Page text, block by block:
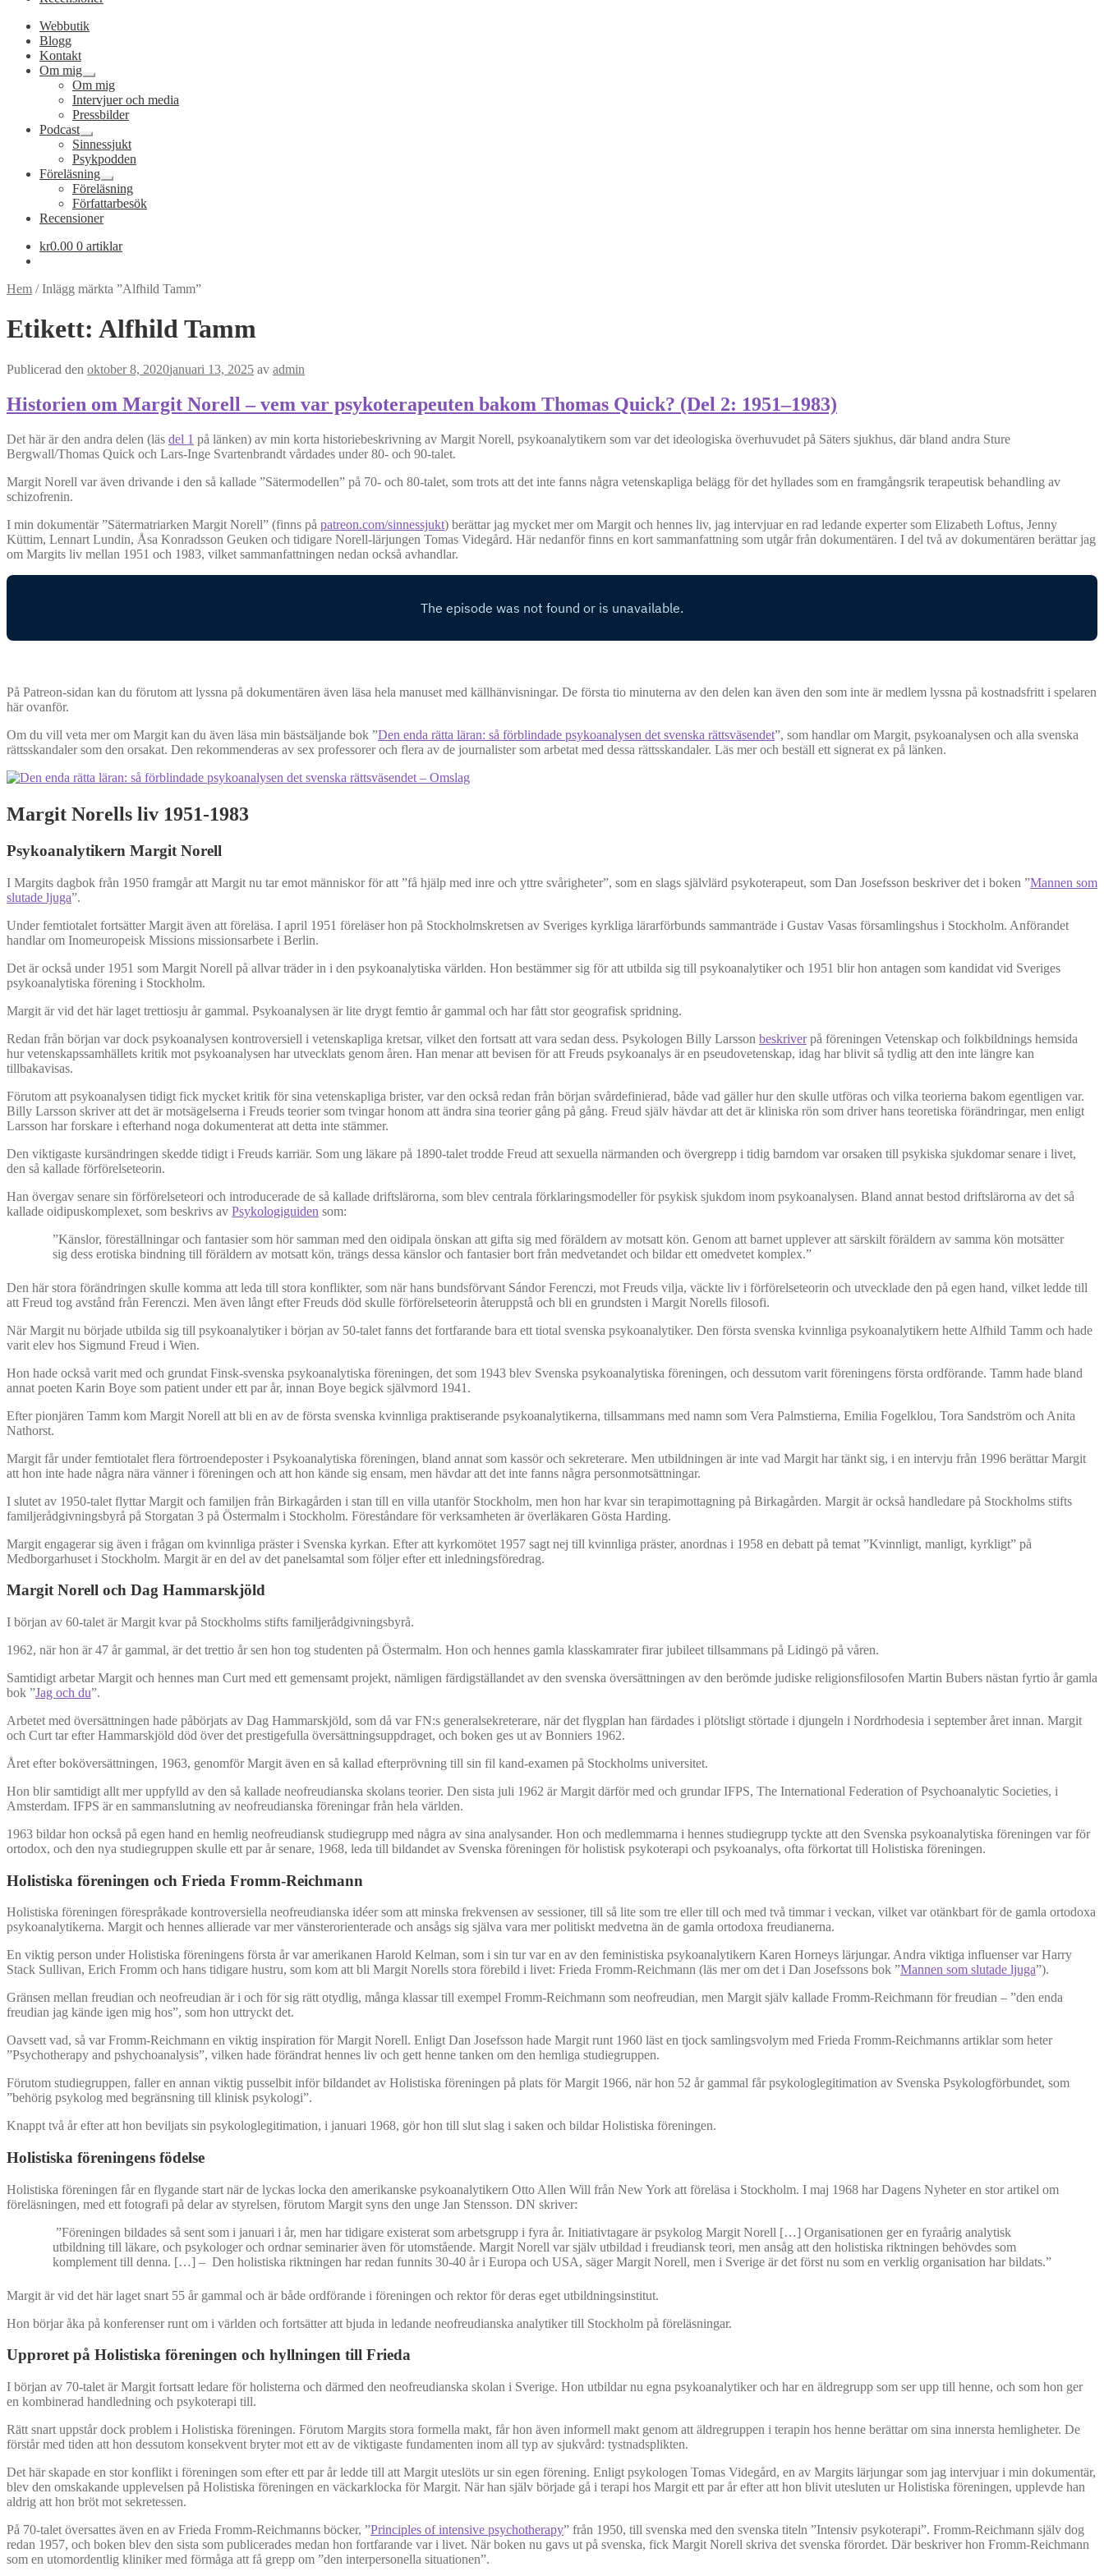
Webbutik
Blogg
Kontakt
Om mig
Expandera
undermeny
Om mig
Intervjuer och media
Pressbilder
Podcast
Expandera
undermeny
Sinnessjukt
Psykpodden
Föreläsning
Expandera
undermeny
Föreläsning
Författarbesök
Recensioner
kr0.00 0 artiklar
Hem /Inlägg märkta ”Alfhild Tamm”
Etikett: Alfhild Tamm
Publicerad den oktober 8, 2020januari 13, 2025 av admin
Historien om Margit Norell – vem var psykoterapeuten bakom Thomas Quick? (Del 2: 1951–1983)
Det här är den andra delen (läs del 1 på länken) av min korta historiebeskrivning av Margit Norell, psykoanalytikern som var det ideologiska överhuvudet på Säters sjukhus, där bland andra Sture
Bergwall/Thomas Quick och Lars-Inge Svartenbrandt vårdades under 80- och 90-talet.
Margit Norell var även drivande i den så kallade ”Sätermodellen” på 70- och 80-talet, som trots att det inte fanns några vetenskapliga belägg för det hyllades som en framgångsrik terapeutisk behandling av
schizofrenin.
I min dokumentär ”Sätermatriarken Margit Norell” (finns på patreon.com/sinnessjukt) berättar jag mycket mer om Margit och hennes liv, jag intervjuar en rad ledande experter som Elizabeth Loftus, Jenny
Küttim, Lennart Lundin, Åsa Konradsson Geuken och tidigare Norell-lärjungen Tomas Videgård. Här nedanför finns en kort sammanfattning som utgår från dokumentären. I del två av dokumentären berättar jag
om Margits liv mellan 1951 och 1983, vilket sammanfattningen nedan också avhandlar.
På Patreon-sidan kan du förutom att lyssna på dokumentären även läsa hela manuset med källhänvisningar. De första tio minuterna av den delen kan även den som inte är medlem lyssna på kostnadsfritt i spelaren
här ovanför.
Om du vill veta mer om Margit kan du även läsa min bästsäljande bok ”Den enda rätta läran: så förblindade psykoanalysen det svenska rättsväsendet”, som handlar om Margit, psykoanalysen och alla svenska
rättsskandaler som den orsakat. Den rekommenderas av sex professorer och flera av de journalister som arbetat med dessa rättsskandaler. Läs mer och beställ ett signerat ex på länken.
Margit Norells liv 1951-1983
Psykoanalytikern Margit Norell
I Margits dagbok från 1950 framgår att Margit nu tar emot människor för att ”få hjälp med inre och yttre svårigheter”, som en slags självlärd psykoterapeut, som Dan Josefsson beskriver det i boken ”Mannen som
slutade ljuga”.
Under femtiotalet fortsätter Margit även att föreläsa. I april 1951 föreläser hon på Stockholmskretsen av Sveriges kyrkliga lärarförbunds sammanträde i Gustav Vasas församlingshus i Stockholm. Anförandet
handlar om Inomeuropeisk Missions missionsarbete i Berlin.
Det är också under 1951 som Margit Norell på allvar träder in i den psykoanalytiska världen. Hon bestämmer sig för att utbilda sig till psykoanalytiker och 1951 blir hon antagen som kandidat vid Sveriges
psykoanalytiska förening i Stockholm.
Margit är vid det här laget trettiosju år gammal. Psykoanalysen är lite drygt femtio år gammal och har fått stor geografisk spridning.
Redan från början var dock psykoanalysen kontroversiell i vetenskapliga kretsar, vilket den fortsatt att vara sedan dess. Psykologen Billy Larsson beskriverpå föreningen Vetenskap och folkbildnings hemsida
hur vetenskapssamhällets kritik mot psykoanalysen har utvecklats genom åren. Han menar att bevisen för att Freuds psykoanalys är en pseudovetenskap, idag har blivit så tydlig att den inte längre kan
tillbakavisas.
Förutom att psykoanalysen tidigt fick mycket kritik för sina vetenskapliga brister, var den också redan från början svårdefinierad, både vad gäller hur den skulle utföras och vilka teorierna bakom egentligen var.
Billy Larsson skriver att det är motsägelserna i Freuds teorier som tvingar honom att ändra sina teorier gång på gång. Freud själv hävdar att det är kliniska rön som driver hans teoretiska förändringar, men enligt
Larsson har forskare i efterhand noga dokumenterat att detta inte stämmer.
Den viktigaste kursändringen skedde tidigt i Freuds karriär. Som ung läkare på 1890-talet trodde Freud att sexuella närmanden och övergrepp i tidig barndom var orsaken till psykiska sjukdomar senare i livet,
den så kallade förförelseteorin.
Han övergav senare sin förförelseteori och introducerade de så kallade driftslärorna, som blev centrala förklaringsmodeller för psykisk sjukdom inom psykoanalysen. Bland annat bestod driftslärorna av det så
kallade oidipuskomplexet, som beskrivs av Psykologiguiden som:
”Känslor, föreställningar och fantasier som hör samman med den oidipala önskan att gifta sig med föräldern av motsatt kön. Genom att barnet upplever att särskilt föräldern av samma kön motsätter
sig dess erotiska bindning till föräldern av motsatt kön, trängs dessa känslor och fantasier bort från medvetandet och bildar ett omedvetet komplex.”
Den här stora förändringen skulle komma att leda till stora konflikter, som när hans bundsförvant Sándor Ferenczi, mot Freuds vilja, väckte liv i förförelseteorin och utvecklade den på egen hand, vilket ledde till
att Freud tog avstånd från Ferenczi. Men även långt efter Freuds död skulle förförelseteorin återuppstå och bli en grundsten i Margit Norells filosofi.
När Margit nu började utbilda sig till psykoanalytiker i början av 50-talet fanns det fortfarande bara ett tiotal svenska psykoanalytiker. Den första svenska kvinnliga psykoanalytikern hette Alfhild Tamm och hade
varit elev hos Sigmund Freud i Wien.
Hon hade också varit med och grundat Finsk-svenska psykoanalytiska föreningen, det som 1943 blev Svenska psykoanalytiska föreningen, och dessutom varit föreningens första ordförande. Tamm hade bland
annat poeten Karin Boye som patient under ett par år, innan Boye begick självmord 1941.
Efter pionjären Tamm kom Margit Norell att bli en av de första svenska kvinnliga praktiserande psykoanalytikerna, tillsammans med namn som Vera Palmstierna, Emilia Fogelklou, Tora Sandström och Anita
Nathorst.
Margit får under femtiotalet flera förtroendeposter i Psykoanalytiska föreningen, bland annat som kassör och sekreterare. Men utbildningen är inte vad Margit har tänkt sig, i en intervju från 1996 berättar Margit
att hon inte hade några nära vänner i föreningen och att hon kände sig ensam, men hävdar att det inte fanns några personmotsättningar.
I slutet av 1950-talet flyttar Margit och familjen från Birkagården i stan till en villa utanför Stockholm, men hon har kvar sin terapimottagning på Birkagården. Margit är också handledare på Stockholms stifts
familjerådgivningsbyrå på Storgatan 3 på Östermalm i Stockholm. Föreståndare för verksamheten är överläkaren Gösta Harding.
Margit engagerar sig även i frågan om kvinnliga präster i Svenska kyrkan. Efter att kyrkomötet 1957 sagt nej till kvinnliga präster, anordnas i 1958 en debatt på temat ”Kvinnligt, manligt, kyrkligt” på
Medborgarhuset i Stockholm. Margit är en del av det panelsamtal som följer efter ett inledningsföredrag.
Margit Norell och Dag Hammarskjöld
I början av 60-talet är Margit kvar på Stockholms stifts familjerådgivningsbyrå.
1962, när hon är 47 år gammal, är det trettio år sen hon tog studenten på Östermalm. Hon och hennes gamla klasskamrater firar jubileet tillsammans på Lidingö på våren.
Samtidigt arbetar Margit och hennes man Curt med ett gemensamt projekt, nämligen färdigställandet av den svenska översättningen av den berömde judiske religionsfilosofen Martin Bubers nästan fyrtio år gamla
bok ”Jag och du”.
Arbetet med översättningen hade påbörjats av Dag Hammarskjöld, som då var FN:s generalsekreterare, när det flygplan han färdades i plötsligt störtade i djungeln i Nordrhodesia i september året innan. Margit
och Curt tar efter Hammarskjöld död över det prestigefulla översättningsuppdraget, och boken ges ut av Bonniers 1962.
Året efter boköversättningen, 1963, genomför Margit även en så kallad efterprövning till sin fil kand-examen på Stockholms universitet.
Hon blir samtidigt allt mer uppfylld av den så kallade neofreudianska skolans teorier. Den sista juli 1962 är Margit därför med och grundar IFPS, The International Federation of Psychoanalytic Societies, i
Amsterdam. IFPS är en sammanslutning av neofreudianska föreningar från hela världen.
1963 bildar hon också på egen hand en hemlig neofreudiansk studiegrupp med några av sina analysander. Hon och medlemmarna i hennes studiegrupp tyckte att den Svenska psykoanalytiska föreningen var för
ortodox, och den nya studiegruppen skulle ett par år senare, 1968, leda till bildandet av Svenska föreningen för holistisk psykoterapi och psykoanalys, ofta förkortat till Holistiska föreningen.
Holistiska föreningen och Frieda Fromm-Reichmann
Holistiska föreningen förespråkade kontroversiella neofreudianska idéer som att minska frekvensen av sessioner, till så lite som tre eller till och med två timmar i veckan, vilket var otänkbart för de gamla ortodoxa
psykoanalytikerna. Margit och hennes allierade var mer vänsterorienterade och ansågs sig själva vara mer politiskt medvetna än de gamla ortodoxa freudianerna.
En viktig person under Holistiska föreningens första år var amerikanen Harold Kelman, som i sin tur var en av den feministiska psykoanalytikern Karen Horneys lärjungar. Andra viktiga influenser var Harry
Stack Sullivan, Erich Fromm och hans tidigare hustru, som kom att bli Margit Norells stora förebild i livet: Frieda Fromm-Reichmann (läs mer om det i Dan Josefssons bok ”Mannen som slutade ljuga”).
Gränsen mellan freudian och neofreudian är i och för sig rätt otydlig, många klassar till exempel Fromm-Reichmann som neofreudian, men Margit själv kallade Fromm-Reichmann för freudian – ”den enda
freudian jag kände igen mig hos”, som hon uttryckt det.
Oavsett vad, så var Fromm-Reichmann en viktig inspiration för Margit Norell. Enligt Dan Josefsson hade Margit runt 1960 läst en tjock samlingsvolym med Frieda Fromm-Reichmanns artiklar som heter
”Psychotherapy and pshychoanalysis”, vilken hade förändrat hennes liv och gett henne tanken om den hemliga studiegruppen.
Förutom studiegruppen, faller en annan viktig pusselbit inför bildandet av Holistiska föreningen på plats för Margit 1966, när hon 52 år gammal får psykologlegitimation av Svenska Psykologförbundet, som
”behörig psykolog med begränsning till klinisk psykologi”.
Knappt två år efter att hon beviljats sin psykologlegitimation, i januari 1968, gör hon till slut slag i saken och bildar Holistiska föreningen.
Holistiska föreningens födelse
Holistiska föreningen får en flygande start när de lyckas locka den amerikanske psykoanalytikern Otto Allen Will från New York att föreläsa i Stockholm. I maj 1968 har Dagens Nyheter en stor artikel om
föreläsningen, med ett fotografi på delar av styrelsen, förutom Margit syns den unge Jan Stensson. DN skriver:
”Föreningen bildades så sent som i januari i år, men har tidigare existerat som arbetsgrupp i fyra år. Initiativtagare är psykolog Margit Norell […] Organisationen ger en fyraårig analytisk
utbildning till läkare, och psykologer och ordnar seminarier även för utomstående. Margit Norell var själv utbildad i freudiansk teori, men ansåg att den holistiska riktningen behövdes som
komplement till denna. […] – Den holistiska riktningen har redan funnits 30-40 år i Europa och USA, säger Margit Norell, men i Sverige är det först nu som en verklig organisation har bildats.”
Margit är vid det här laget snart 55 år gammal och är både ordförande i föreningen och rektor för deras eget utbildningsinstitut.
Hon börjar åka på konferenser runt om i världen och fortsätter att bjuda in ledande neofreudianska analytiker till Stockholm på föreläsningar.
Upproret på Holistiska föreningen och hyllningen till Frieda
I början av 70-talet är Margit fortsatt ledare för holisterna och därmed den neofreudianska skolan i Sverige. Hon utbildar nu egna psykoanalytiker och har en äldregrupp som ser upp till henne, och som hon ger
en kombinerad handledning och psykoterapi till.
Rätt snart uppstår dock problem i Holistiska föreningen. Förutom Margits stora formella makt, får hon även informell makt genom att äldregruppen i terapin hos henne berättar om sina innersta hemligheter. De
förstår med tiden att hon dessutom konsekvent bryter mot ett av de viktigaste fundamenten inom all typ av sjukvård: tystnadsplikten.
Det här skapade en stor konflikt i föreningen som efter ett par år ledde till att Margit uteslöts ur sin egen förening. Enligt psykologen Tomas Videgård, en av Margits lärjungar som jag intervjuar i min dokumentär,
blev den omskakande upplevelsen på Holistiska föreningen en väckarklocka för Margit. När han själv började gå i terapi hos Margit ett par år efter att hon blivit utesluten ur Holistiska föreningen, upplevde han
aldrig att hon bröt mot sekretessen.
På 70-talet översattes även en av Frieda Fromm-Reichmanns böcker, ”Principles of intensive psychotherapy” från 1950, till svenska med den svenska titeln ”Intensiv psykoterapi”. Fromm-Reichmann själv dog
redan 1957, och boken blev den sista som publicerades medan hon fortfarande var i livet. När boken nu gavs ut på svenska, fick Margit Norell skriva det svenska förordet. Där beskriver hon Fromm-Reichmann
som en utomordentlig kliniker med förmåga att få grepp om ”den interpersonella situationen”.